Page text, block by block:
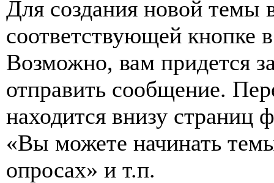
Для создания новой темы
соответствующей кнопке
Возможно, вам придется
отправить сообщение.
находится внизу
«Вы можете начинать
опросах» и т.п.